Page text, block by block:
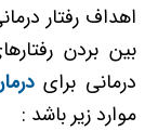
اهداف رفتار
بین بردن
درمانی برای
موارد زیر باشد :